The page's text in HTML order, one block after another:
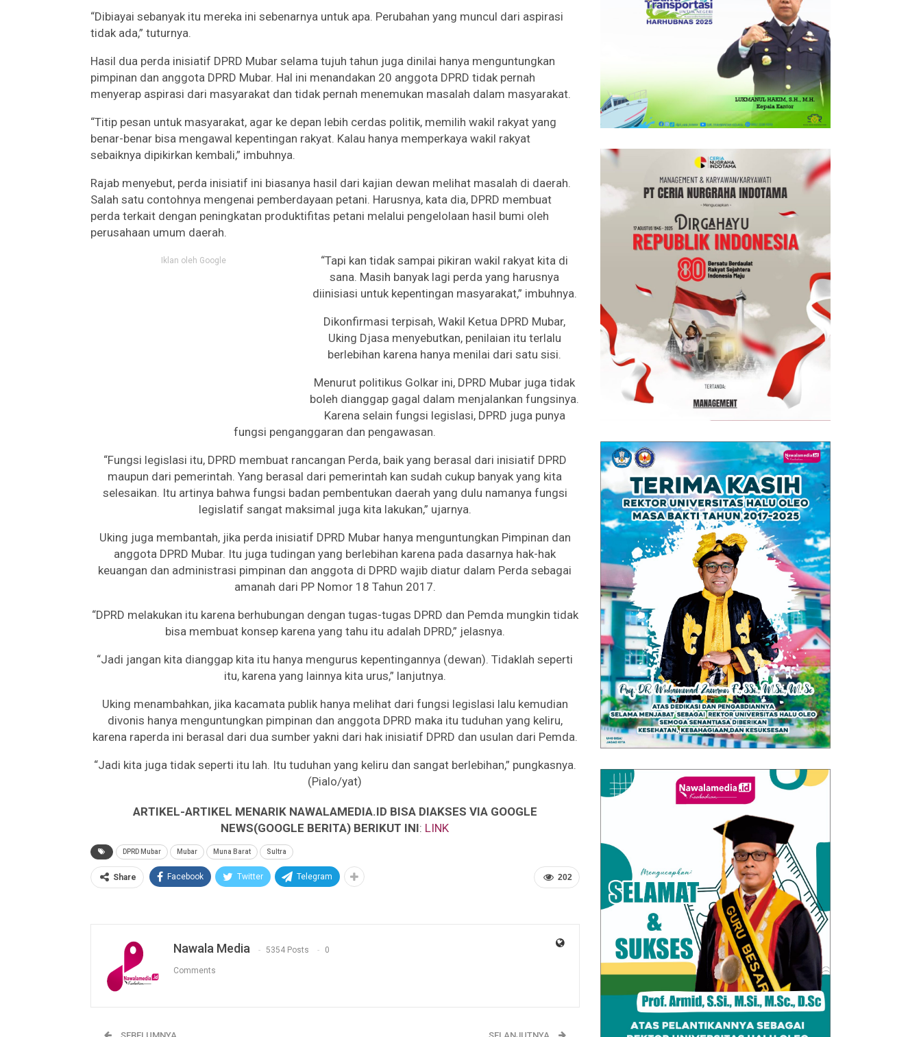
“Dibiayai sebanyak itu mereka ini sebenarnya untuk apa. Perubahan yang muncul dari aspirasi
tidak ada,” tuturnya.
Hasil dua perda inisiatif DPRD Mubar selama tujuh tahun juga dinilai hanya menguntungkan
pimpinan dan anggota DPRD Mubar. Hal ini menandakan 20 anggota DPRD tidak pernah
menyerap aspirasi dari masyarakat dan tidak pernah menemukan masalah dalam masyarakat.
“Titip pesan untuk masyarakat, agar ke depan lebih cerdas politik, memilih wakil rakyat yang
benar-benar bisa mengawal kepentingan rakyat. Kalau hanya memperkaya wakil rakyat
sebaiknya dipikirkan kembali,” imbuhnya.
Rajab menyebut, perda inisiatif ini biasanya hasil dari kajian dewan melihat masalah di daerah.
Salah satu contohnya mengenai pemberdayaan petani. Harusnya, kata dia, DPRD membuat
perda terkait dengan peningkatan produktifitas petani melalui pengelolaan hasil bumi oleh
perusahaan umum daerah.
Iklan oleh Google
“Tapi kan tidak sampai pikiran wakil rakyat kita di
sana. Masih banyak lagi perda yang harusnya
diinisiasi untuk kepentingan masyarakat,” imbuhnya.
Dikonfirmasi terpisah, Wakil Ketua DPRD Mubar,
Uking Djasa menyebutkan, penilaian itu terlalu
berlebihan karena hanya menilai dari satu sisi.
Menurut politikus Golkar ini, DPRD Mubar juga tidak
boleh dianggap gagal dalam menjalankan fungsinya.
Karena selain fungsi legislasi, DPRD juga punya
fungsi penganggaran dan pengawasan.
“Fungsi legislasi itu, DPRD membuat rancangan Perda, baik yang berasal dari inisiatif DPRD
maupun dari pemerintah. Yang berasal dari pemerintah kan sudah cukup banyak yang kita
selesaikan. Itu artinya bahwa fungsi badan pembentukan daerah yang dulu namanya fungsi
legislatif sangat maksimal juga kita lakukan,” ujarnya.
Uking juga membantah, jika perda inisiatif DPRD Mubar hanya menguntungkan Pimpinan dan
anggota DPRD Mubar. Itu juga tudingan yang berlebihan karena pada dasarnya hak-hak
keuangan dan administrasi pimpinan dan anggota di DPRD wajib diatur dalam Perda sebagai
amanah dari PP Nomor 18 Tahun 2017.
“DPRD melakukan itu karena berhubungan dengan tugas-tugas DPRD dan Pemda mungkin tidak
bisa membuat konsep karena yang tahu itu adalah DPRD,” jelasnya.
“Jadi jangan kita dianggap kita itu hanya mengurus kepentingannya (dewan). Tidaklah seperti
itu, karena yang lainnya kita urus,” lanjutnya.
Uking menambahkan, jika kacamata publik hanya melihat dari fungsi legislasi lalu kemudian
divonis hanya menguntungkan pimpinan dan anggota DPRD maka itu tuduhan yang keliru,
karena raperda ini berasal dari dua sumber yakni dari hak inisiatif DPRD dan usulan dari Pemda.
“Jadi kita juga tidak seperti itu lah. Itu tuduhan yang keliru dan sangat berlebihan,” pungkasnya.
(Pialo/yat)
ARTIKEL-ARTIKEL MENARIK NAWALAMEDIA.ID BISA DIAKSES VIA GOOGLE
NEWS(GOOGLE BERITA) BERIKUT INI: LINK
DPRD Mubar Mubar Muna Barat Sultra
202
Share Facebook Twitter Telegram
Nawala Media 5354 Posts 0
Comments